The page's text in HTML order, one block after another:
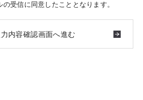
受信に同意したこととなります。